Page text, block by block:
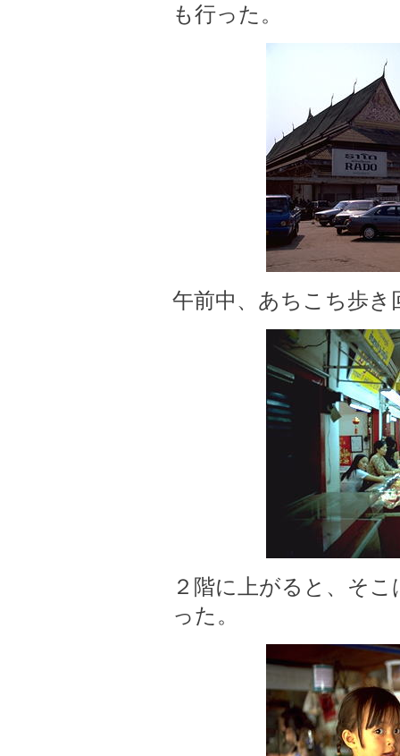
も行った。
午前中、あちこち歩き
２階に上がると、そ
った。